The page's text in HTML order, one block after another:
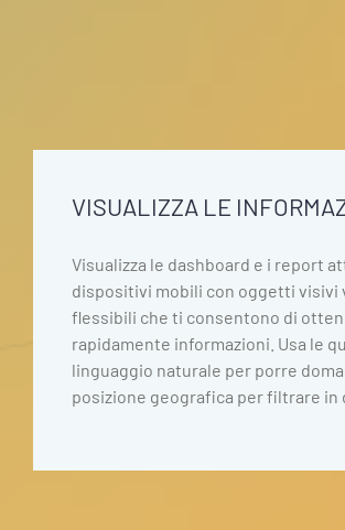
VISUALIZZA LE
Visualizza le dashboard e i report
dispositivi mobili con oggetti visivi
flessibili che ti consentono di
rapidamente informazioni. Usa le
linguaggio naturale per porre
posizione geografica per filtrare in